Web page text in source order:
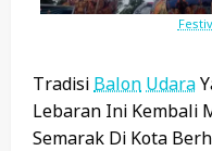
Tradisi Balon Udara
Lebaran Ini Kembali
Semarak Di Kota